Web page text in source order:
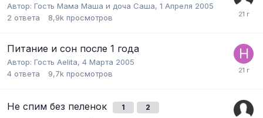
Автор: Гость Мама Маша и доча Саша, 1 Апреля 2005
2 ответа 8,9k просмотров
Питание и сон после 1 года
Автор: Гость Aelita, 4 Марта 2005
4 ответа 9,7k просмотров
Не спим без пеленок 1 2